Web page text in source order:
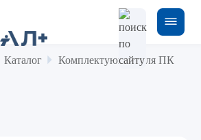
Каталог
Комплектующие для ПК